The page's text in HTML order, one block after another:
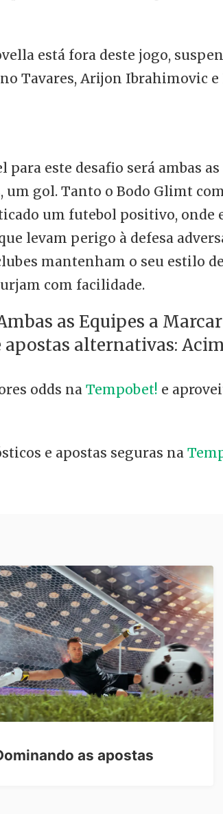
está fora deste jogo,
Tavares, Arijon Ibrahimovic
para este desafio será ambas
um gol. Tanto o Bodo Glimt
um futebol positivo, onde
levam perigo à defesa
mantenham o seu estilo
com facilidade.
as Equipes a Marcar
apostas alternativas:
odds na Tempobet! e
e apostas seguras na
as apostas